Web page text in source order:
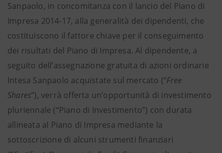
Sanpaolo, in concomitanza con il lancio del Piano di
Impresa 2014-17, alla generalità dei dipendenti, che
costituiscono il fattore chiave per il conseguimento
dei risultati del Piano di Impresa. Al dipendente, a
seguito dell’assegnazione gratuita di azioni ordinarie
Intesa Sanpaolo acquistate sul mercato (“Free
Shares”), verrà offerta un’opportunità di investimento
pluriennale (“Piano di Investimento”) con durata
allineata al Piano di Impresa mediante la
sottoscrizione di alcuni strumenti finanziari